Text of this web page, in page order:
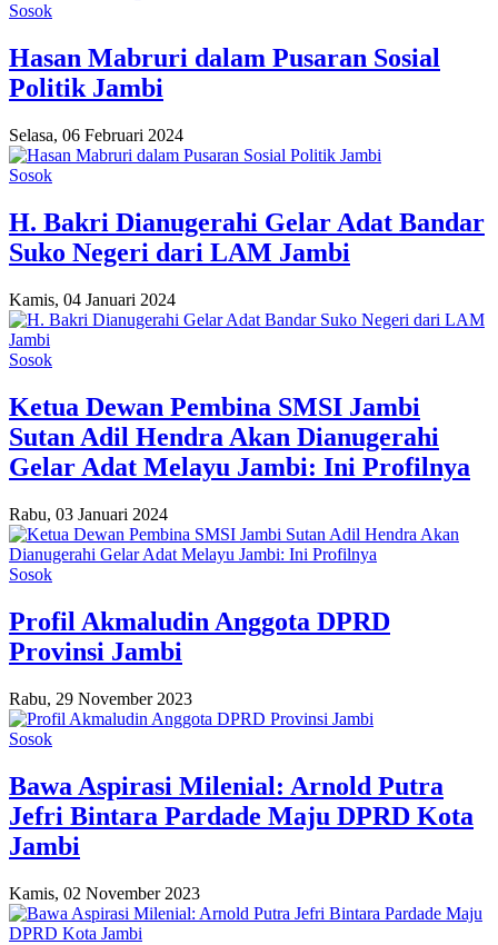
Sosok
Hasan Mabruri dalam Pusaran Sosial
Politik Jambi
Selasa, 06 Februari 2024
Sosok
H. Bakri Dianugerahi Gelar Adat Bandar
Suko Negeri dari LAM Jambi
Kamis, 04 Januari 2024
Sosok
Ketua Dewan Pembina SMSI Jambi
Sutan Adil Hendra Akan Dianugerahi
Gelar Adat Melayu Jambi: Ini Profilnya
Rabu, 03 Januari 2024
Sosok
Profil Akmaludin Anggota DPRD
Provinsi Jambi
Rabu, 29 November 2023
Sosok
Bawa Aspirasi Milenial: Arnold Putra
Jefri Bintara Pardade Maju DPRD Kota
Jambi
Kamis, 02 November 2023